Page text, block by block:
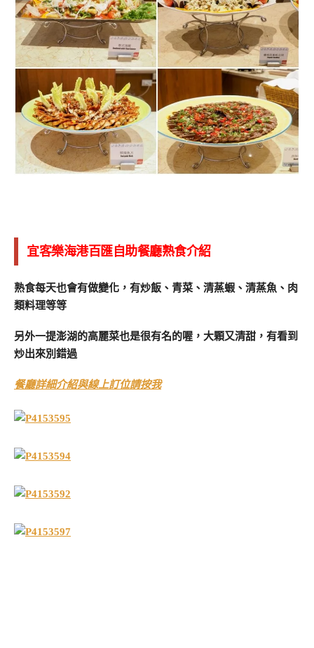
宜客樂海港百匯自助餐廳熟食介紹
熟食每天也會有做變化，有炒飯、青菜、清蒸蝦、清蒸魚、肉
類料理等等
另外一提澎湖的高麗菜也是很有名的喔，大顆又清甜，有看到
炒出來別錯過
餐廳詳細介紹與線上訂位請按我